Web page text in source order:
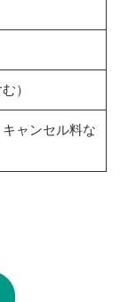
）
ャンセル料な